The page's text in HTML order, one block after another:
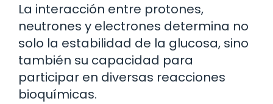
La interacción entre protones,
neutrones y electrones determina no
solo la estabilidad de la glucosa, sino
también su capacidad para
participar en diversas reacciones
bioquímicas.